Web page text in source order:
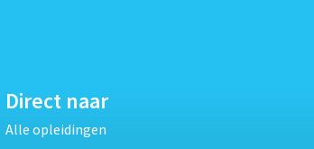
Direct naar
Alle opleidingen